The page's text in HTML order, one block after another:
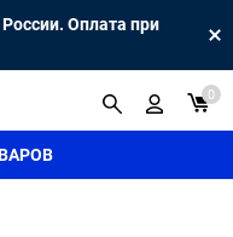
Оплата при
0